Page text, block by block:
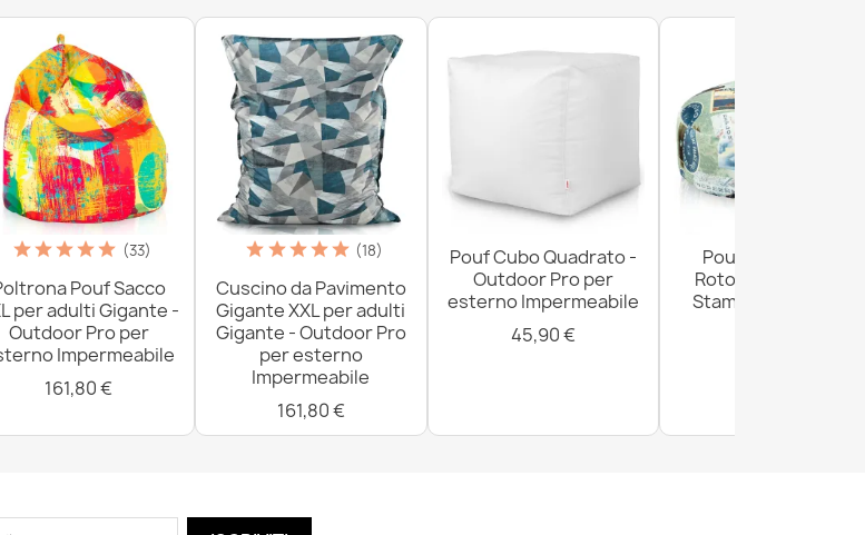
(33)
Pouf Sacco
per adulti Gigante -
Outdoor Pro per
Impermeabile
161,80 €
(18)
Cuscino da Pavimento
Gigante XXL per adulti
Gigante - Outdoor Pro
per esterno
Impermeabile
161,80 €
Pouf Cubo Quadrato -
Outdoor Pro per
esterno Impermeabile
45,90 €
Pouf Poggiapiedi
Rotondo - Tessuto
Stampato Premium